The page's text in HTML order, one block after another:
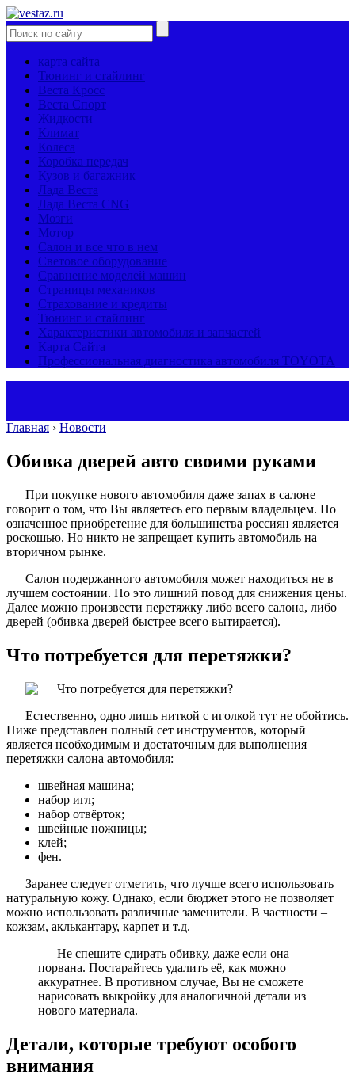
карта сайта
Тюнинг и стайлинг
Веста Кросс
Веста Спорт
Жидкости
Климат
Колеса
Коробка передач
Кузов и багажник
Лада Веста
Лада Веста CNG
Мозги
Мотор
Салон и все что в нем
Световое оборудование
Сравнение моделей машин
Страницы механиков
Страхование и кредиты
Тюнинг и стайлинг
Характеристики автомобиля и запчастей
Карта Сайта
Профессиональная диагностика автомобиля TOYOTA
Главная › Новости
Обивка дверей авто своими руками
При покупке нового автомобиля даже запах в салоне
говорит о том, что Вы являетесь его первым владельцем. Но
означенное приобретение для большинства россиян является
роскошью. Но никто не запрещает купить автомобиль на
вторичном рынке.
Салон подержанного автомобиля может находиться не в
лучшем состоянии. Но это лишний повод для снижения цены.
Далее можно произвести перетяжку либо всего салона, либо
дверей (обивка дверей быстрее всего вытирается).
Что потребуется для перетяжки?
Естественно, одно лишь ниткой с иголкой тут не обойтись.
Ниже представлен полный сет инструментов, который
является необходимым и достаточным для выполнения
перетяжки салона автомобиля:
швейная машина;
набор игл;
набор отвёрток;
швейные ножницы;
клей;
фен.
Заранее следует отметить, что лучше всего использовать
натуральную кожу. Однако, если бюджет этого не позволяет
можно использовать различные заменители. В частности –
кожзам, аклькантару, карпет и т.д.
Не спешите сдирать обивку, даже если она
порвана. Постарайтесь удалить её, как можно
аккуратнее. В противном случае, Вы не сможете
нарисовать выкройку для аналогичной детали из
нового материала.
Детали, которые требуют особого
внимания